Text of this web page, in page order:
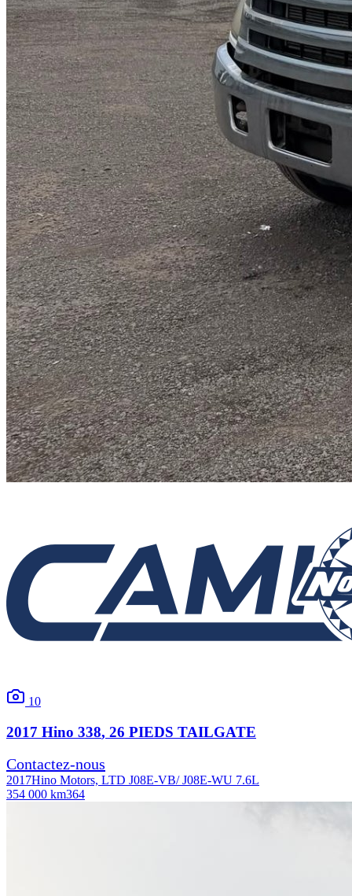
10
2017 Hino 338, 26 PIEDS TAILGATE
Contactez-nous
2017Hino Motors, LTD J08E-VB/ J08E-WU 7.6L
354 000 km364